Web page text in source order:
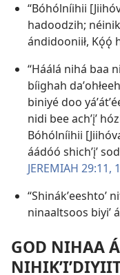
“Bóhólníihii
hadoodzih;
ándidooniił, Kǫ́ǫ́
“Háálá nihá baa
bíighah
biniyé doo
nidi bee achʼįʼ
Bóhólníihii
áádóó shichʼįʼ
JEREMIAH 29:​11,
“Shinákʼeeshtoʼ
ninaaltsoos biyiʼ
GOD NIHAA